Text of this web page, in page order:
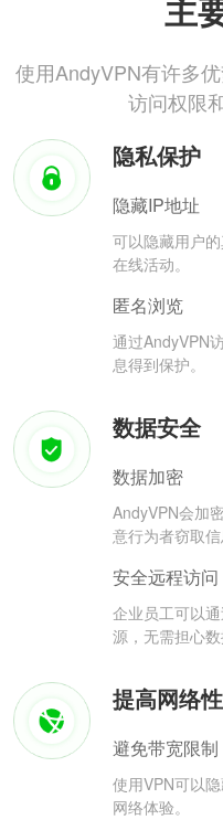
主
使用AndyVPN有许多
访问权限
隐私保护
隐藏IP地址
可以隐藏用户
在线活动。
匿名浏览
通过AndyVPN
息得到保护。
数据安全
数据加密
AndyVPN会加
意行为者窃取信
安全远程访问
企业员工可以
源，无需担心数
提高网络
避免带宽限制
使用VPN可以
网络体验。